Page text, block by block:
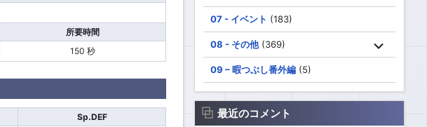
所要時間
150 秒
Sp.DEF
07 - イベント (183)
08 - その他(369)
09 – 暇つぶし番外編 (5)
最近のコメント